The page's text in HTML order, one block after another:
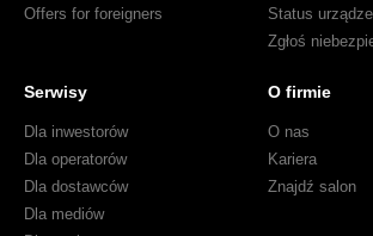
Offers for foreigners
Status
Zgłoś
Serwisy
Dla inwestorów
Dla operatorów
Dla dostawców
Dla mediów
O firmie
O nas
Kariera
Znajdź salon